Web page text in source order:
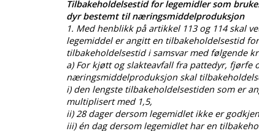
Tilbakeholdelsestid for legemidler som
dyr bestemt til næringsmiddelproduksjon
1. Med henblikk på artikkel 113 og 114 skal
legemiddel er angitt en tilbakeholdelsestid
tilbakeholdelsestid i samsvar med følgende
a) For kjøtt og slakteavfall fra pattedyr,
næringsmiddelproduksjon skal
i) den lengste tilbakeholdelsestiden som er
multiplisert med 1,5,
ii) 28 dager dersom legemidlet ikke er
iii) én dag dersom legemidlet har en